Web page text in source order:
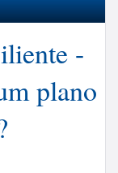
-
plano